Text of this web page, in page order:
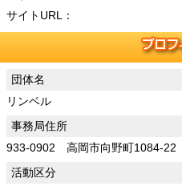
サイトURL：
団体名
リンベル
事務局住所
933-0902 高岡市向野町1084-22
活動区分